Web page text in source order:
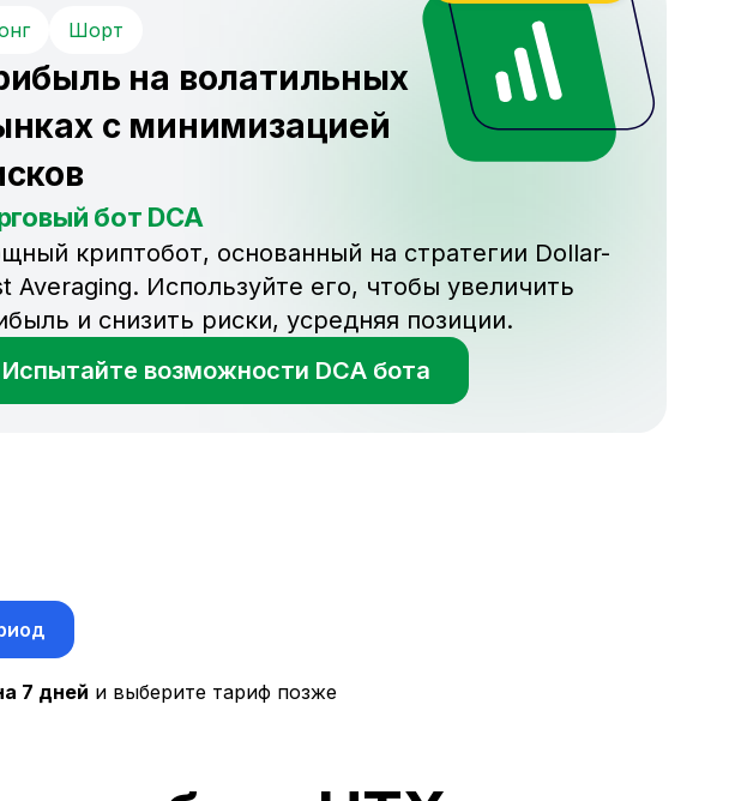
Шорт
на волатильных
с минимизацией
бот DCA
криптобот, основанный на стратегии Dollar-
Averaging. Используйте его, чтобы увеличить
и снизить риски, усредняя позиции.
Испытайте возможности DCA бота
7 дней и выберите тариф позже